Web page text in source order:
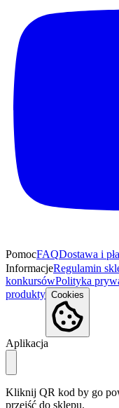
PomocFAQDostawa i
InformacjeRegulamin
konkursówPolityka
produkty Cookies
Aplikacja
Kliknij QR kod by go
przejść do sklepu.